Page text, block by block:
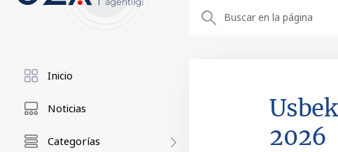
Inicio
Noticias
Categorías
2026